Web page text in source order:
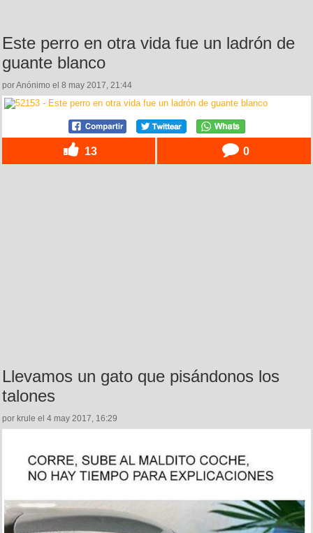
Este perro en otra vida fue un ladrón de
guante blanco
por Anónimo el 8 may 2017, 21:44
13 0
Llevamos un gato que pisándonos los
talones
por krule el 4 may 2017, 16:29